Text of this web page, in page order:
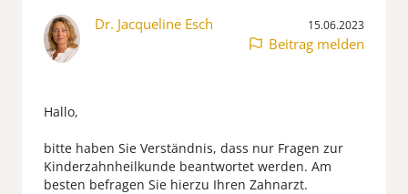
Dr. Jacqueline Esch 15.06.2023
Beitrag melden
Hallo,
bitte haben Sie Verständnis, dass nur Fragen zur
Kinderzahnheilkunde beantwortet werden. Am
besten befragen Sie hierzu Ihren Zahnarzt.